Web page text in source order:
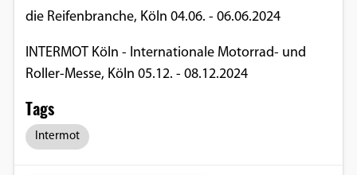
die Reifenbranche, Köln 04.06. - 06.06.2024
INTERMOT Köln - Internationale Motorrad- und
Roller-Messe, Köln 05.12. - 08.12.2024
Tags
Intermot